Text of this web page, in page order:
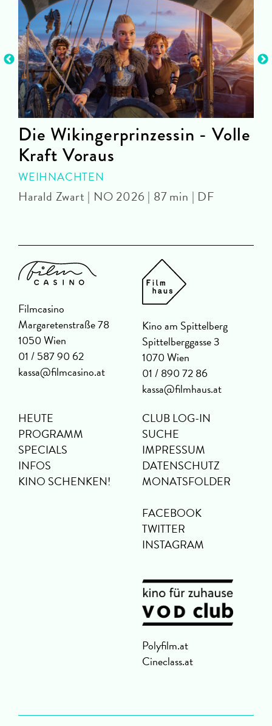
Die Wikingerprinzessin - Volle
Kraft Voraus
WEIHNACHTEN
Harald Zwart | NO 2026 | 87 min | DF
Filmcasino
Margaretenstraße 78
1050 Wien
01 / 587 90 62
kassa@filmcasino.at
Kino am Spittelberg
Spittelberggasse 3
1070 Wien
01 / 890 72 86
kassa@filmhaus.at
HEUTE
PROGRAMM
SPECIALS
INFOS
KINO SCHENKEN!
CLUB LOG-IN
SUCHE
IMPRESSUM
DATENSCHUTZ
MONATSFOLDER
FACEBOOK
TWITTER
INSTAGRAM
Polyfilm.at
Cineclass.at